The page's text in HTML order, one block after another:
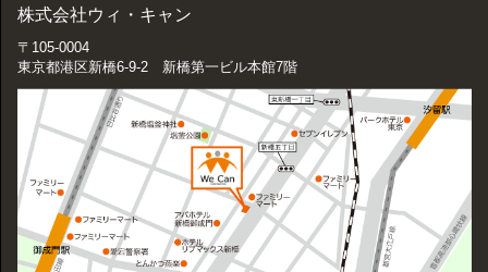
株式会社ウィ・キャン
〒105-0004
東京都港区新橋6-9-2 新橋第一ビル本館7階